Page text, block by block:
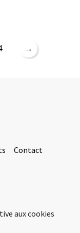
→
Contact
aux cookies